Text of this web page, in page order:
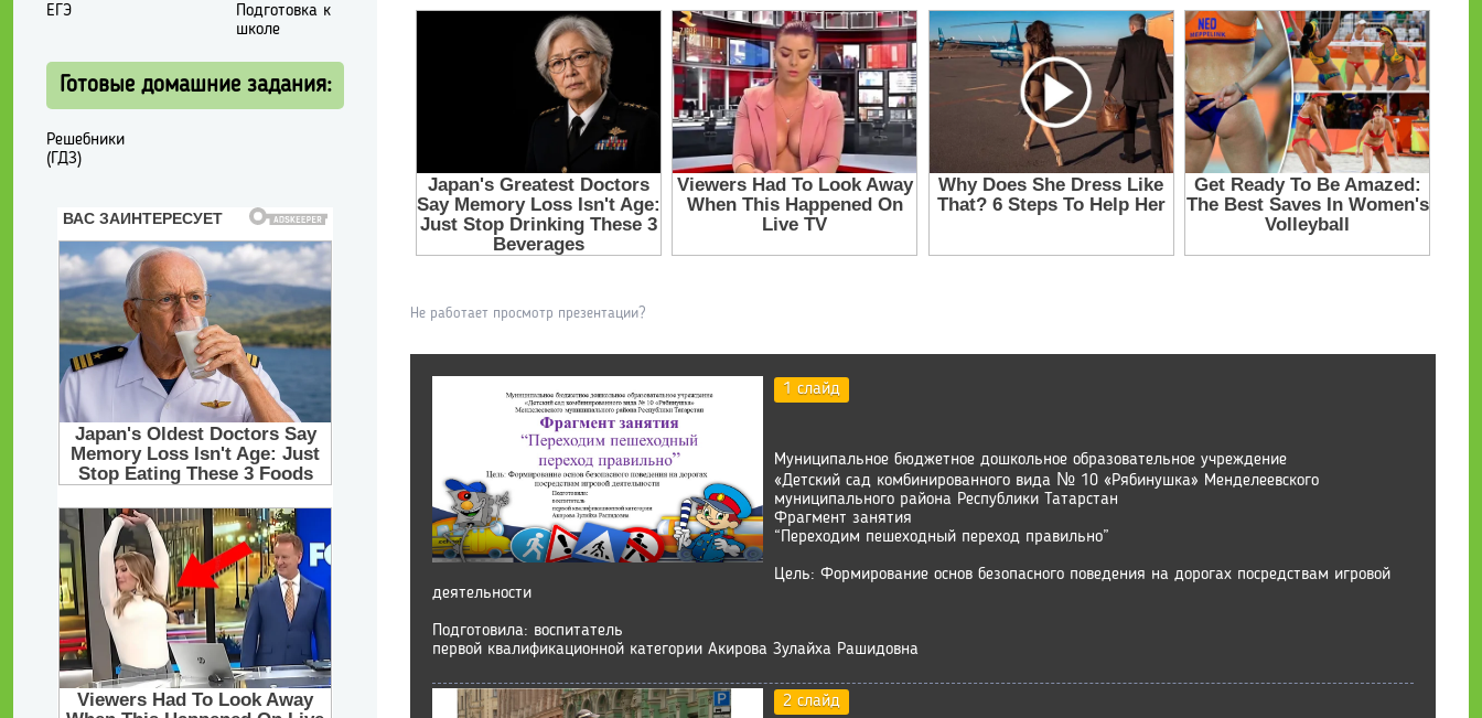
Не работает просмотр презентации?
1 слайд
Муниципальное бюджетное дошкольное образовательное учреждение
«Детский сад комбинированного вида № 10 «Рябинушка» Менделеевского
муниципального района Республики Татарстан
Фрагмент занятия
“Переходим пешеходный переход правильно”
Цель: Формирование основ безопасного поведения на дорогах посредствам игровой
деятельности
Подготовила: воспитатель
первой квалификационной категории Акирова Зулайха Рашидовна
2 слайд
ЕГЭ
Подготовка к
школе
Готовые домашние задания:
Решебники
(ГДЗ)